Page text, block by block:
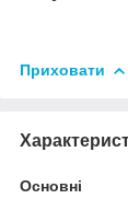
Приховати
Основні